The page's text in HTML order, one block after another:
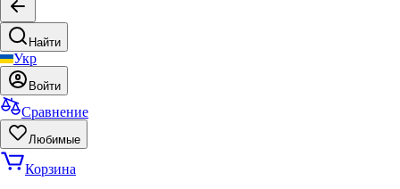
Найти
Укр
Войти
Сравнение
Любимые
Корзина